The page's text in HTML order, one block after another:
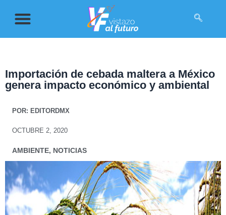
Importación de cebada maltera a México
genera impacto económico y ambiental
POR: EDITORDMX
OCTUBRE 2, 2020
AMBIENTE, NOTICIAS